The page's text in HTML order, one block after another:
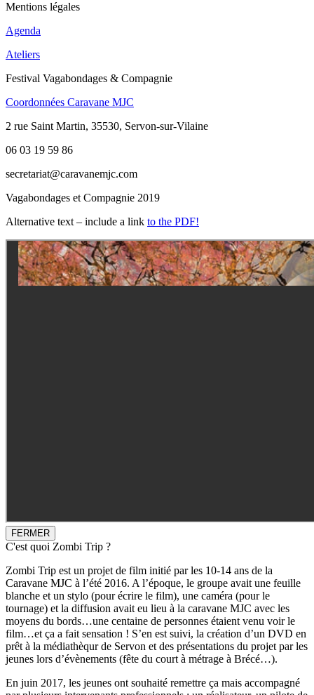
Mentions légales
Agenda
Ateliers
Festival Vagabondages & Compagnie
Coordonnées Caravane MJC
2 rue Saint Martin, 35530, Servon-sur-Vilaine
06 03 19 59 86
secretariat@caravanemjc.com
Vagabondages et Compagnie 2019
Alternative text – include a link to the PDF!
FERMER
C'est quoi Zombi Trip ?
Zombi Trip est un projet de film initié par les 10-14 ans de la
Caravane MJC à l’été 2016. A l’époque, le groupe avait une feuille
blanche et un stylo (pour écrire le film), une caméra (pour le
tournage) et la diffusion avait eu lieu à la caravane MJC avec les
moyens du bords…une centaine de personnes étaient venu voir le
film…et ça a fait sensation ! S’en est suivi, la création d’un DVD en
prêt à la médiathèqur de Servon et des présentations du projet par les
jeunes lors d’évènements (fête du court à métrage à Brécé…).
En juin 2017, les jeunes ont souhaité remettre ça mais accompagné